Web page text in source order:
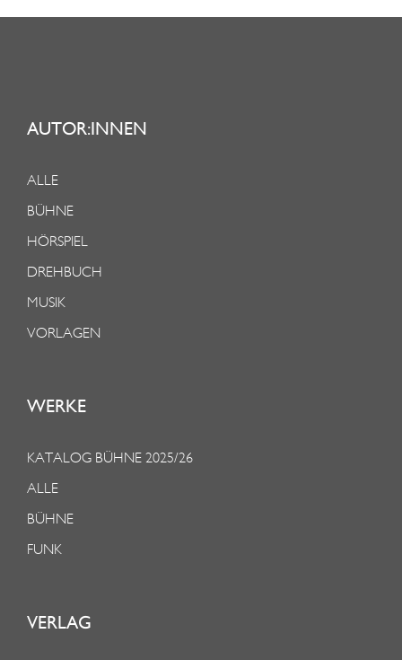
AUTOR:INNEN
ALLE
BÜHNE
HÖRSPIEL
DREHBUCH
MUSIK
VORLAGEN
WERKE
KATALOG BÜHNE 2025/26
ALLE
BÜHNE
FUNK
VERLAG